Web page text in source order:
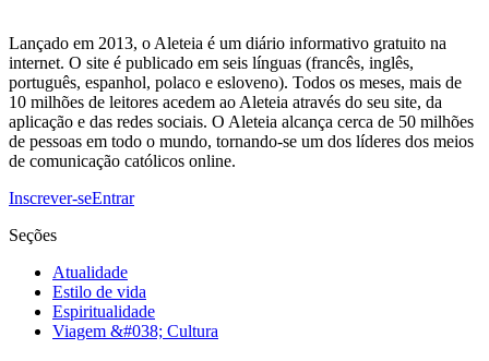
Lançado em 2013, o Aleteia é um diário informativo gratuito na
internet. O site é publicado em seis línguas (francês, inglês,
português, espanhol, polaco e esloveno). Todos os meses, mais de
10 milhões de leitores acedem ao Aleteia através do seu site, da
aplicação e das redes sociais. O Aleteia alcança cerca de 50 milhões
de pessoas em todo o mundo, tornando-se um dos líderes dos meios
de comunicação católicos online.
Inscrever-seEntrar
Seções
Atualidade
Estilo de vida
Espiritualidade
Viagem &#038; Cultura